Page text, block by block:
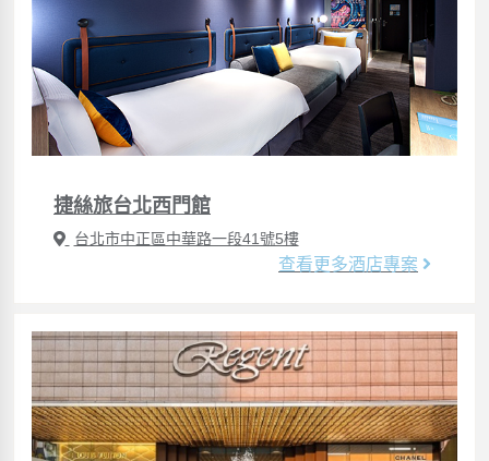
捷絲旅台北西門館
台北市中正區中華路一段41號5樓
查看更多酒店專案